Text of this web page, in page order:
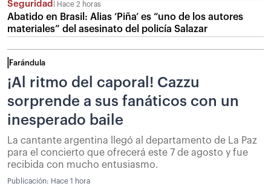
Seguridad Hace 2 horas
Abatido en Brasil: Alias ‘Piña’ es “uno de los autores
materiales” del asesinato del policía Salazar
Farándula
¡Al ritmo del caporal! Cazzu
sorprende a sus fanáticos con un
inesperado baile
La cantante argentina llegó al departamento de La Paz
para el concierto que ofrecerá este 7 de agosto y fue
recibida con mucho entusiasmo.
Publicación: Hace 1 hora